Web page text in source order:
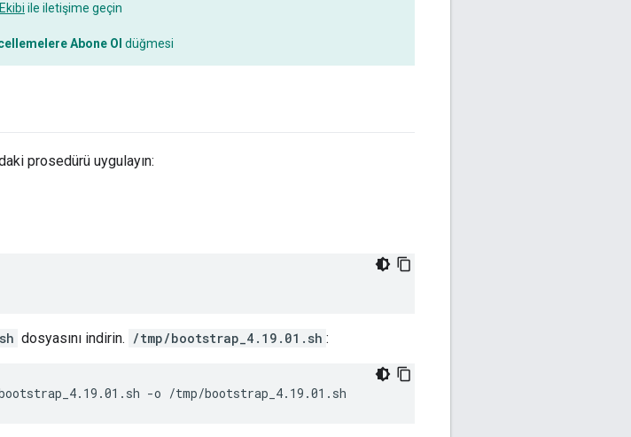
ile iletişime geçin
Abone Ol düğmesi
prosedürü uygulayın:
dosyasını indirin. /tmp/bootstrap_4.19.01.sh :
-o /tmp/bootstrap_4.19.01.sh